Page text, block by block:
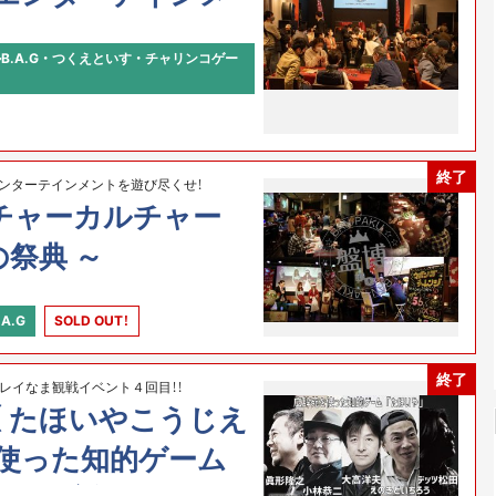
・ つくえといす ・ チャリンコゲー
終了
ターテインメントを遊び尽くせ！
ャーカルチャー
典 ～
SOLD OUT！
終了
イなま観戦イベント４回目！！
たほいやこうじえ
った知的ゲーム